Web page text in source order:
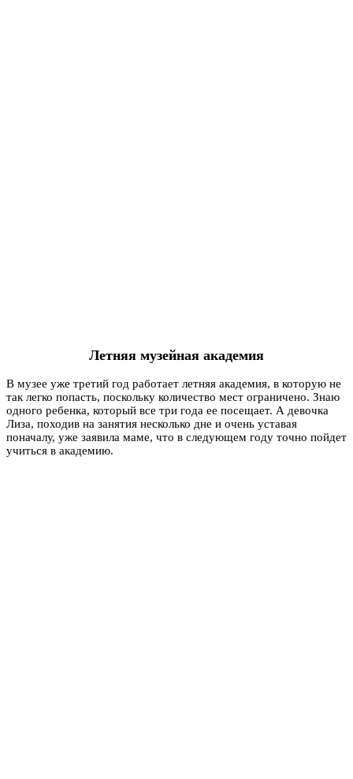
Летняя музейная академия
В музее уже третий год работает летняя академия, в которую не
так легко попасть, поскольку количество мест ограничено. Знаю
одного ребенка, который все три года ее посещает. А девочка
Лиза, походив на занятия несколько дне и очень уставая
поначалу, уже заявила маме, что в следующем году точно пойдет
учиться в академию.